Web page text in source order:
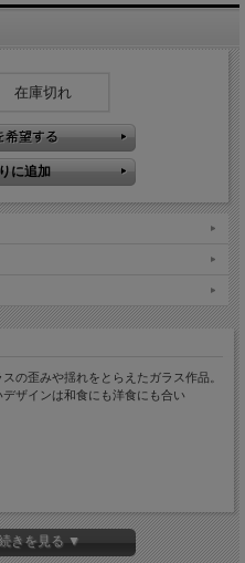
在庫切れ
の歪みや揺れをとらえたガラス作品。
ザインは和食にも洋食にも合い
子レンジ×
差があります。
きを見る ▼